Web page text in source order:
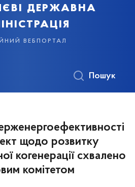
державна
вебпортал
Пошук
щодо розвитку
когенерації cхвалено
комітетом